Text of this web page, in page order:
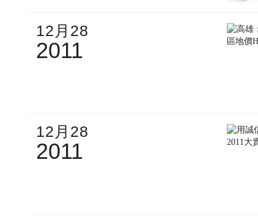
12月28
2011
12月28
2011